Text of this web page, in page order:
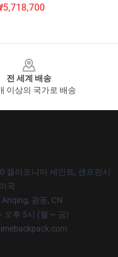
전 세계 배송
이상의 국가로 배송
캘리포니아 세인트, 샌프란시
국
Anqing, 광동, CN
오후 5시 (월 ~ 금)